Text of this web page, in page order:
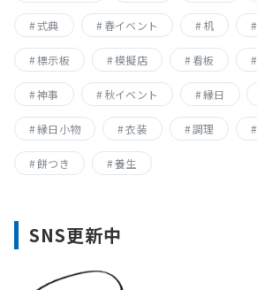
式典 春イベント 机
標示板 模擬店 看板
神事 秋イベント 縁日
縁日小物 衣装 調理
餅つき 養生
SNS更新中